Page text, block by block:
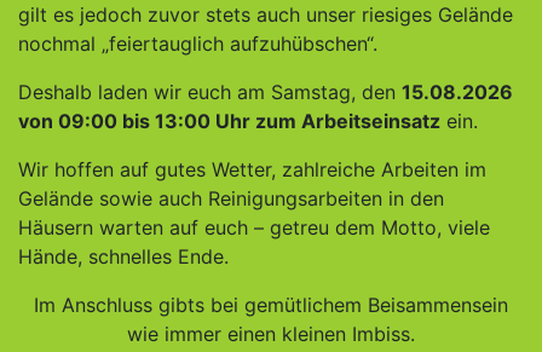
gilt es jedoch zuvor stets auch unser riesiges Gelände
nochmal „feiertauglich aufzuhübschen“.
Deshalb laden wir euch am Samstag, den 15.08.2026
von 09:00 bis 13:00 Uhr zum Arbeitseinsatz ein.
Wir hoffen auf gutes Wetter, zahlreiche Arbeiten im
Gelände sowie auch Reinigungsarbeiten in den
Häusern warten auf euch – getreu dem Motto, viele
Hände, schnelles Ende.
Im Anschluss gibts bei gemütlichem Beisammensein
wie immer einen kleinen Imbiss.